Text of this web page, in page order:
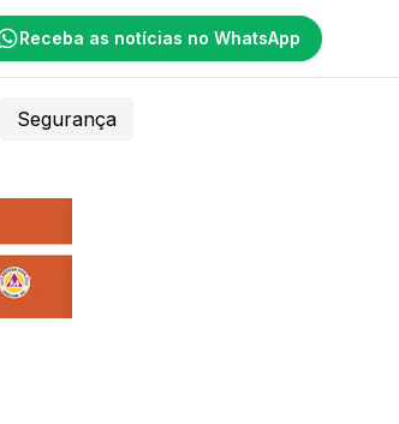
Receba as notícias no WhatsApp
Segurança